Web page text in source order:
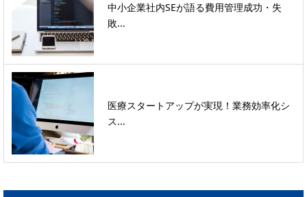
中小企業社内SEが語る費用管理成功・失
敗...
医療スタートアップが実現！業務効率化シ
ス...